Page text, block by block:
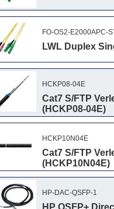
FO-OS2-E2000APC-
LWL Duplex
HCKP08-04E
Cat7 S/FTP
(HCKP08-04E)
HCKP10N04E
Cat7 S/FTP
(HCKP10N04E)
HP-DAC-QSFP-1
HP QSFP+